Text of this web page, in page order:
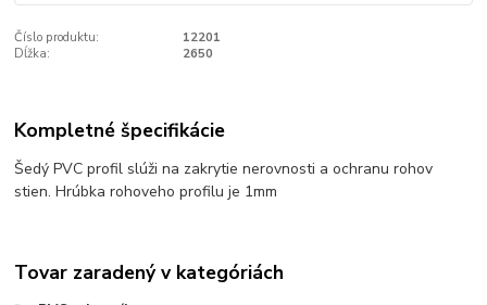
Číslo produktu:
12201
Dĺžka:
2650
Kompletné špecifikácie
Šedý PVC profil slúži na zakrytie nerovnosti a ochranu rohov
stien. Hrúbka rohoveho profilu je 1mm
Tovar zaradený v kategóriách